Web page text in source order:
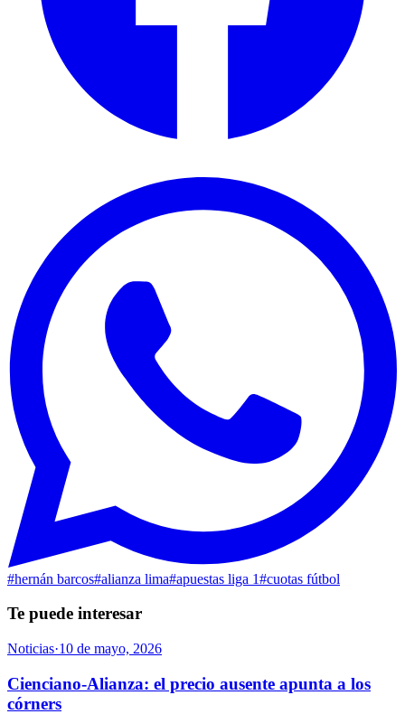
#hernán barcos#alianza lima#apuestas liga 1#cuotas fútbol
Te puede interesar
Noticias·10 de mayo, 2026
Cienciano-Alianza: el precio ausente apunta a los
córners